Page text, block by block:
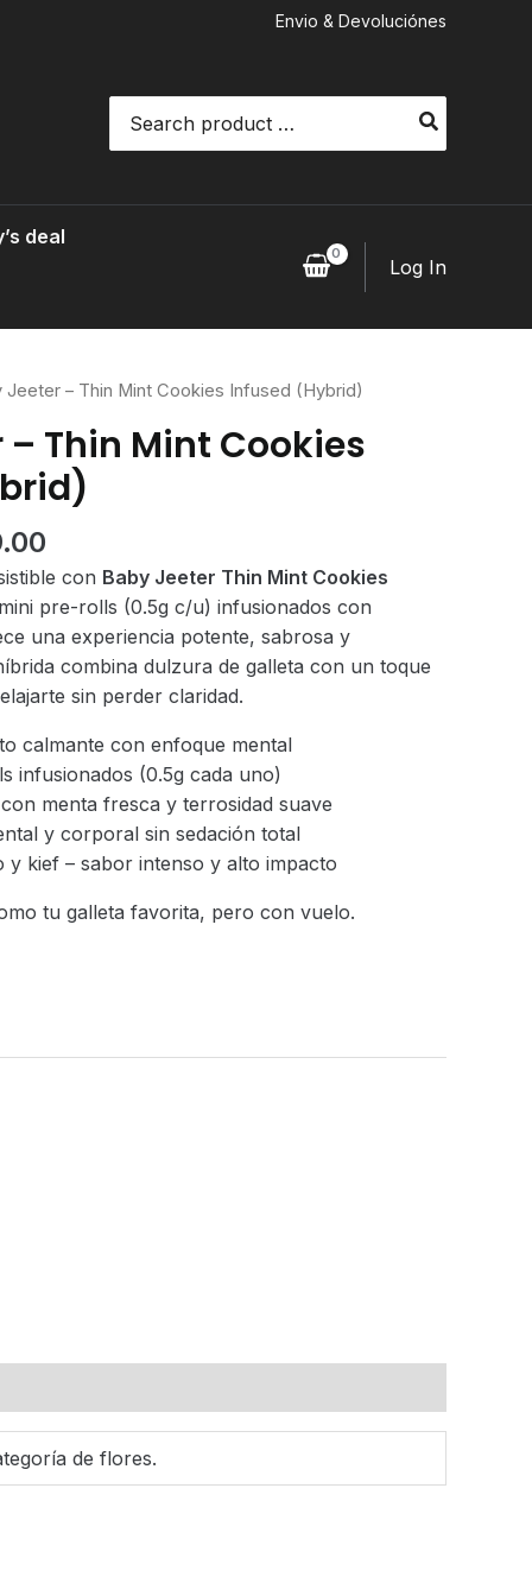
Envio & Devoluciónes
for:
deal
Log In
– Thin Mint Cookies Infused (Hybrid)
Thin Mint Cookies
price
is:
$899.00.
con Baby Jeeter Thin Mint Cookies
pre-rolls (0.5g c/u) infusionados con
una experiencia potente, sabrosa y
combina dulzura de galleta con un toque
sin perder claridad.
calmante con enfoque mental
infusionados (0.5g cada uno)
menta fresca y terrosidad suave
y corporal sin sedación total
kief – sabor intenso y alto impacto
tu galleta favorita, pero con vuelo.
de flores.